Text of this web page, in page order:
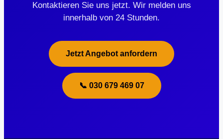
Kontaktieren Sie uns jetzt. Wir melden uns
innerhalb von 24 Stunden.
Jetzt Angebot anfordern
📞 030 679 469 07